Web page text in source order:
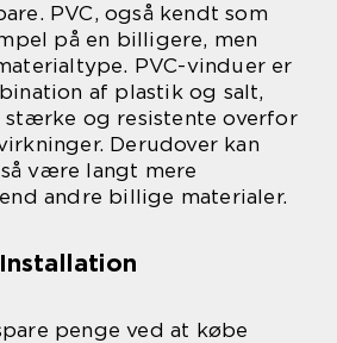
PVC, også kendt som
på en billigere, men
PVC-vinduer er
af plastik og salt,
og resistente overfor
Derudover kan
være langt mere
andre billige materialer.
penge ved at købe